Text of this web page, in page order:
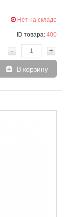
Нет на складе
ID товара: 400
- +
В корзину